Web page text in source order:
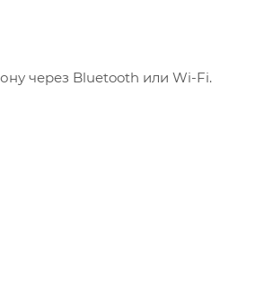
через Bluetooth или Wi-Fi.